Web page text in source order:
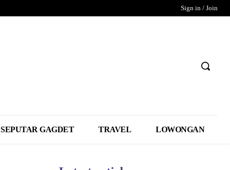
Sign in / Join
SEPUTAR GAGDET TRAVEL LOWONGAN